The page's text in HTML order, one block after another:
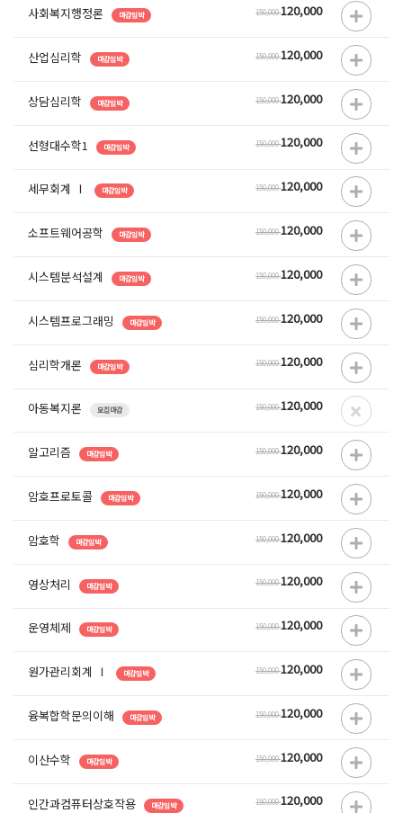
사회복지행정론 마감임박 150,000120,000
산업심리학 마감임박 150,000120,000
상담심리학 마감임박 150,000120,000
선형대수학1 마감임박 150,000120,000
세무회계 Ⅰ 마감임박 150,000120,000
소프트웨어공학 마감임박 150,000120,000
시스템분석설계 마감임박 150,000120,000
시스템프로그래밍 마감임박 150,000120,000
심리학개론 마감임박 150,000120,000
아동복지론 모집마감 150,000120,000
알고리즘 마감임박 150,000120,000
암호프로토콜 마감임박 150,000120,000
암호학 마감임박 150,000120,000
영상처리 마감임박 150,000120,000
운영체제 마감임박 150,000120,000
원가관리회계 Ⅰ 마감임박 150,000120,000
융복합학문의이해 마감임박 150,000120,000
이산수학 마감임박 150,000120,000
인간과컴퓨터상호작용 마감임박 150,000120,000